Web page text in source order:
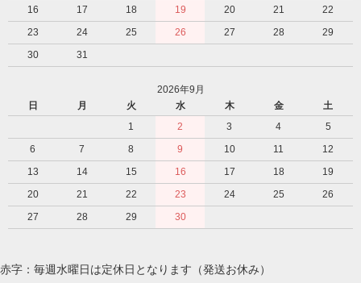
16
17 18 19 20 21
22
23
24 25 26 27 28
29
30
31
2026年9月
日
月 火 水 木 金
土
1
2 3 4
5
6
7 8 9 10 11
12
13
14 15 16 17 18
19
20
21 22 23 24 25
26
27
28 29 30
赤字：毎週水曜日は定休日となります（発送お休み）